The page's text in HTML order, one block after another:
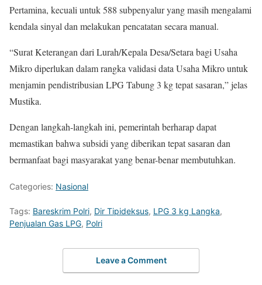
Pertamina, kecuali untuk 588 subpenyalur yang masih mengalami
kendala sinyal dan melakukan pencatatan secara manual.
“Surat Keterangan dari Lurah/Kepala Desa/Setara bagi Usaha
Mikro diperlukan dalam rangka validasi data Usaha Mikro untuk
menjamin pendistribusian LPG Tabung 3 kg tepat sasaran,” jelas
Mustika.
Dengan langkah-langkah ini, pemerintah berharap dapat
memastikan bahwa subsidi yang diberikan tepat sasaran dan
bermanfaat bagi masyarakat yang benar-benar membutuhkan.
Categories: Nasional
Tags: Bareskrim Polri, Dir Tipideksus, LPG 3 kg Langka,
Penjualan Gas LPG, Polri
Leave a Comment